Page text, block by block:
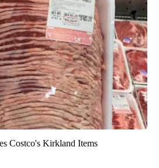
Costco's Kirkland Items